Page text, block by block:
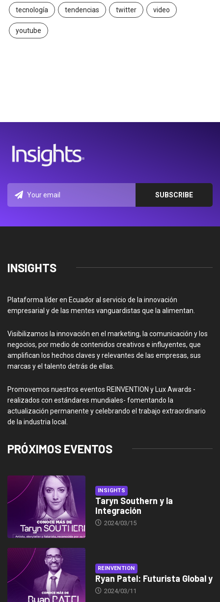
tecnología tendencias twitter video
youtube
INSIGHTS
Plataforma líder en Ecuador al servicio de la innovación
empresarial y de las mentes vanguardistas que la alimentan.
Visibilizamos la innovación en el marketing, la comunicación y los
negocios, por medio de contenidos creativos e influyentes, que
amplifican los hechos claves y relevantes de las empresas, sus
marcas y el talento detrás de ellas.
Promovemos nuestros eventos REINVENTION y Lux Awards -
realizados con estándares mundiales- fomentando la
actualización permanente y celebrando el trabajo extraordinario
de la industria local.
PRÓXIMOS EVENTOS
INSIGHTS
Taryn Southern y la
Integración
2024/03/15
REINVENTION
Ryan Patel: Futurista Global y
2024/03/11